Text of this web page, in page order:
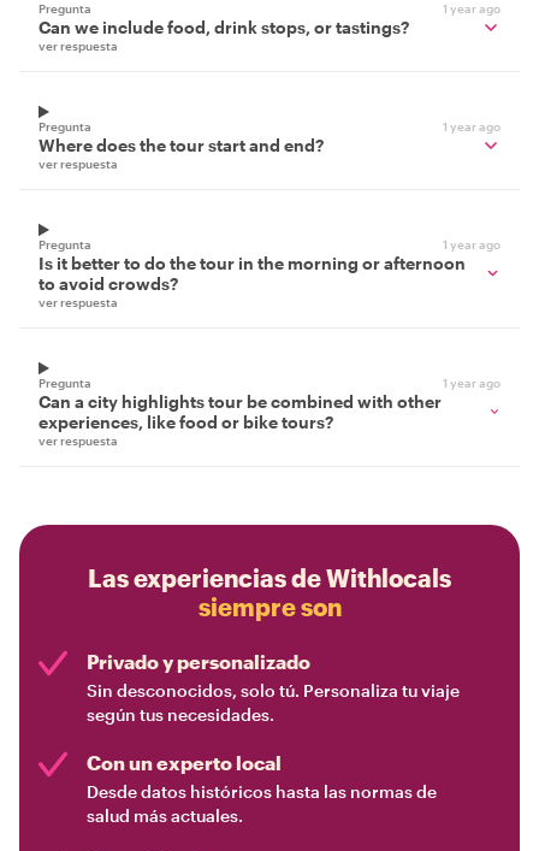
Pregunta 1 year ago
Can we include food, drink stops, or tastings?
ver respuesta
Pregunta 1 year ago
Where does the tour start and end?
ver respuesta
Pregunta 1 year ago
Is it better to do the tour in the morning or afternoon
to avoid crowds?
ver respuesta
Pregunta 1 year ago
Can a city highlights tour be combined with other
experiences, like food or bike tours?
ver respuesta
Las experiencias de Withlocals
siempre son
Privado y personalizado
Sin desconocidos, solo tú. Personaliza tu viaje
según tus necesidades.
Con un experto local
Desde datos históricos hasta las normas de
salud más actuales.